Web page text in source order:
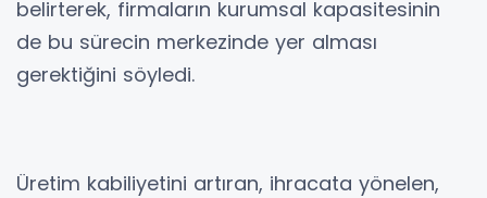
belirterek, firmaların kurumsal kapasitesinin
de bu sürecin merkezinde yer alması
gerektiğini söyledi.
Üretim kabiliyetini artıran, ihracata yönelen,